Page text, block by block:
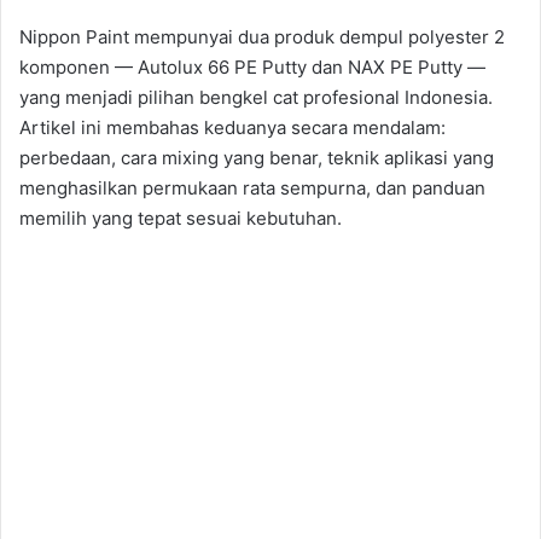
Nippon Paint mempunyai dua produk dempul polyester 2
komponen — Autolux 66 PE Putty dan NAX PE Putty —
yang menjadi pilihan bengkel cat profesional Indonesia.
Artikel ini membahas keduanya secara mendalam:
perbedaan, cara mixing yang benar, teknik aplikasi yang
menghasilkan permukaan rata sempurna, dan panduan
memilih yang tepat sesuai kebutuhan.